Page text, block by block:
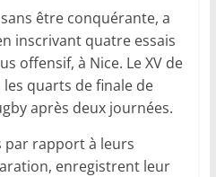
être conquérante, a
inscrivant quatre essais
offensif, à Nice. Le XV de
les quarts de finale de
après deux journées.
par rapport à leurs
enregistrent leur